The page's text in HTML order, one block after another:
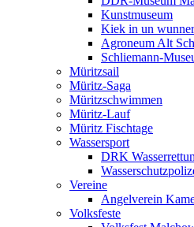
Kunstmuseum
Kiek in un
Agroneum Alt
Schliemann-
Müritzsail
Müritz-Saga
Müritzschwimmen
Müritz-Lauf
Müritz Fischtage
Wassersport
DRK
Vereine
Angelverein
Volksfeste